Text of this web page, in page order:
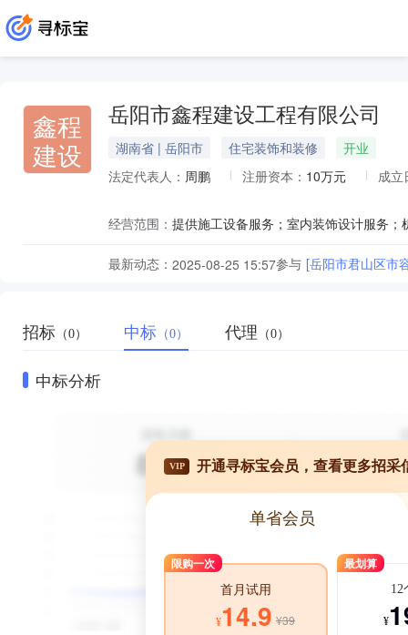
鑫程
建设
岳阳市鑫程建设工程有限公司
湖南省 | 岳阳市 住宅装饰和装修
开业
法定代表人： 周鹏 注册资本： 10万元 成立
经营范围：
最新动态： 2025-08-25 15:57参与 [岳阳市君山区市
招标 （0） 中标 （0） 代理 （0）
中标分析
VIP 开通寻标宝会员，查看更多招采
单省会员
限购一次
首月试用
¥14.9 ¥39
最划算
12
¥